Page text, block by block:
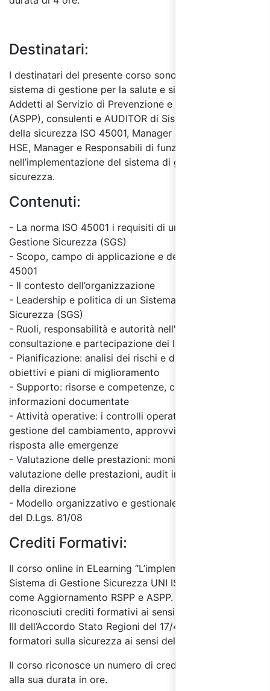
Destinatari:
I destinatari del presente corso sono i Responsabili del
sistema di gestione per la salute e sicurezza (RSPP) e
Addetti al Servizio di Prevenzione e Protezione
(ASPP), consulenti e AUDITOR di Sistemi di Gestione
della sicurezza ISO 45001, Manager HSE e Specialista
HSE, Manager e Responsabili di funzione coinvolti
nell’implementazione del sistema di gestione della
sicurezza.
Contenuti:
- La norma ISO 45001 i requisiti di un Sistema di
Gestione Sicurezza (SGS)
- Scopo, campo di applicazione e definizioni della ISO
45001
- Il contesto dell’organizzazione
- Leadership e politica di un Sistema di Gestione
Sicurezza (SGS)
- Ruoli, responsabilità e autorità nell'organizzazione,
consultazione e partecipazione dei lavoratori
- Pianificazione: analisi dei rischi e delle opportunità,
obiettivi e piani di miglioramento
- Supporto: risorse e competenze, comunicazioni e
informazioni documentate
- Attività operative: i controlli operativi e le procedure,
gestione del cambiamento, approvvigionamento e
risposta alle emergenze
- Valutazione delle prestazioni: monitoraggio e
valutazione delle prestazioni, audit interno, riesame
della direzione
- Modello organizzativo e gestionale secondo art. 30
del D.Lgs. 81/08
Crediti Formativi:
Il corso online in ELearning “L’implementazione di un
Sistema di Gestione Sicurezza UNI ISO 45001” è valido
come Aggiornamento RSPP e ASPP. Inoltre sono
riconosciuti crediti formativi ai sensi dell'Allegato
III dell’Accordo Stato Regioni del 17/4/2025 e per
formatori sulla sicurezza ai sensi del D.I. 6/3/13.
Il corso riconosce un numero di crediti formativi pari
alla sua durata in ore.